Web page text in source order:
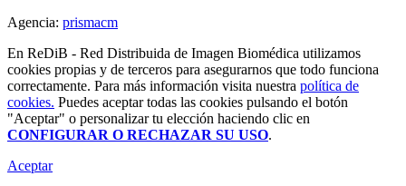
Agencia: prismacm
En ReDiB - Red Distribuida de Imagen Biomédica utilizamos
cookies propias y de terceros para asegurarnos que todo funciona
correctamente. Para más información visita nuestra política de
cookies. Puedes aceptar todas las cookies pulsando el botón
"Aceptar" o personalizar tu elección haciendo clic en
CONFIGURAR O RECHAZAR SU USO.
Aceptar